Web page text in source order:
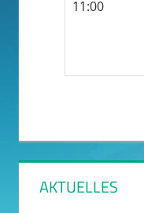
11:00
AKTUELLES